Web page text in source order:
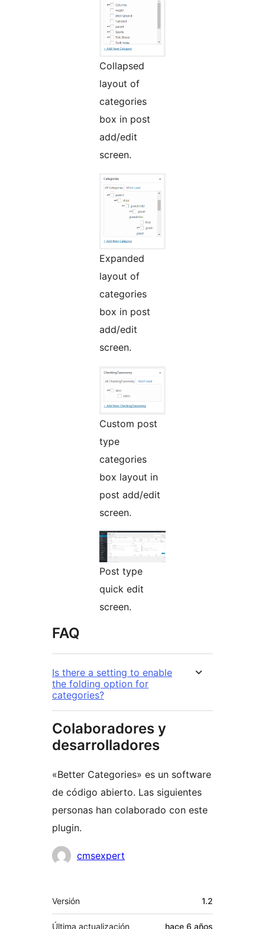
Collapsed
layout of
categories
box in post
add/edit
screen.
Expanded
layout of
categories
box in post
add/edit
screen.
Custom post
type
categories
box layout in
post add/edit
screen.
Post type
quick edit
screen.
FAQ
Is there a setting to enable
the folding option for
categories?
Colaboradores y
desarrolladores
«Better Categories» es un software
de código abierto. Las siguientes
personas han colaborado con este
plugin.
Colaboradores
cmsexpert
Meta
Versión 1.2
Última actualización hace 6 años